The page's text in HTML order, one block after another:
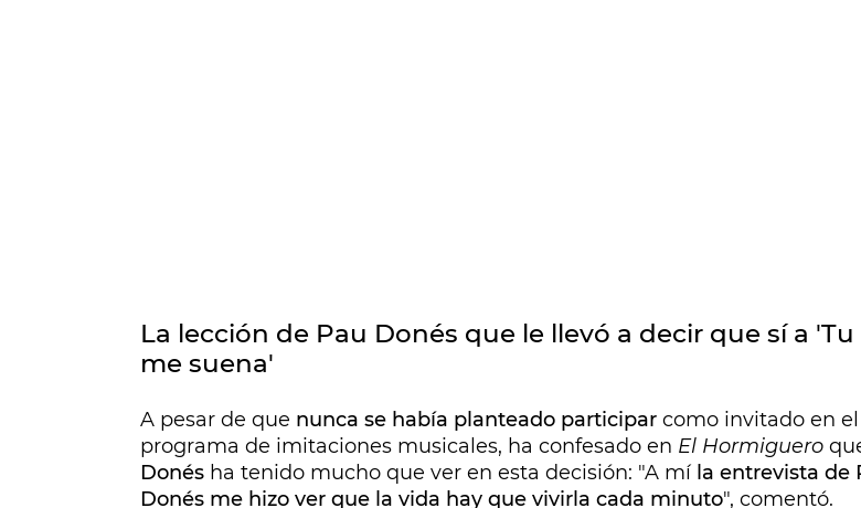
La lección de Pau Donés que le llevó a decir que sí a 'Tu
me suena'
A pesar de que nunca se había planteado participar como invitado en el
programa de imitaciones musicales, ha confesado en El Hormiguero
Donés ha tenido mucho que ver en esta decisión: "A mí la entrevista de
Donés me hizo ver que la vida hay que vivirla cada minuto", comentó.